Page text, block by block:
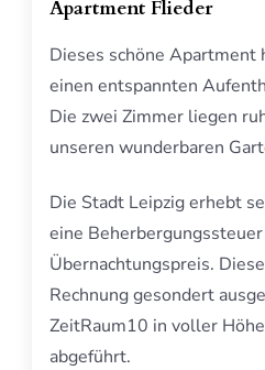
Apartment Flieder
Dieses schöne Apartment
einen entspannten
Die zwei Zimmer liegen
unseren wunderbaren
Die Stadt Leipzig erhebt
eine
Übernachtungspreis.
Rechnung gesondert
ZeitRaum10 in voller
abgeführt.